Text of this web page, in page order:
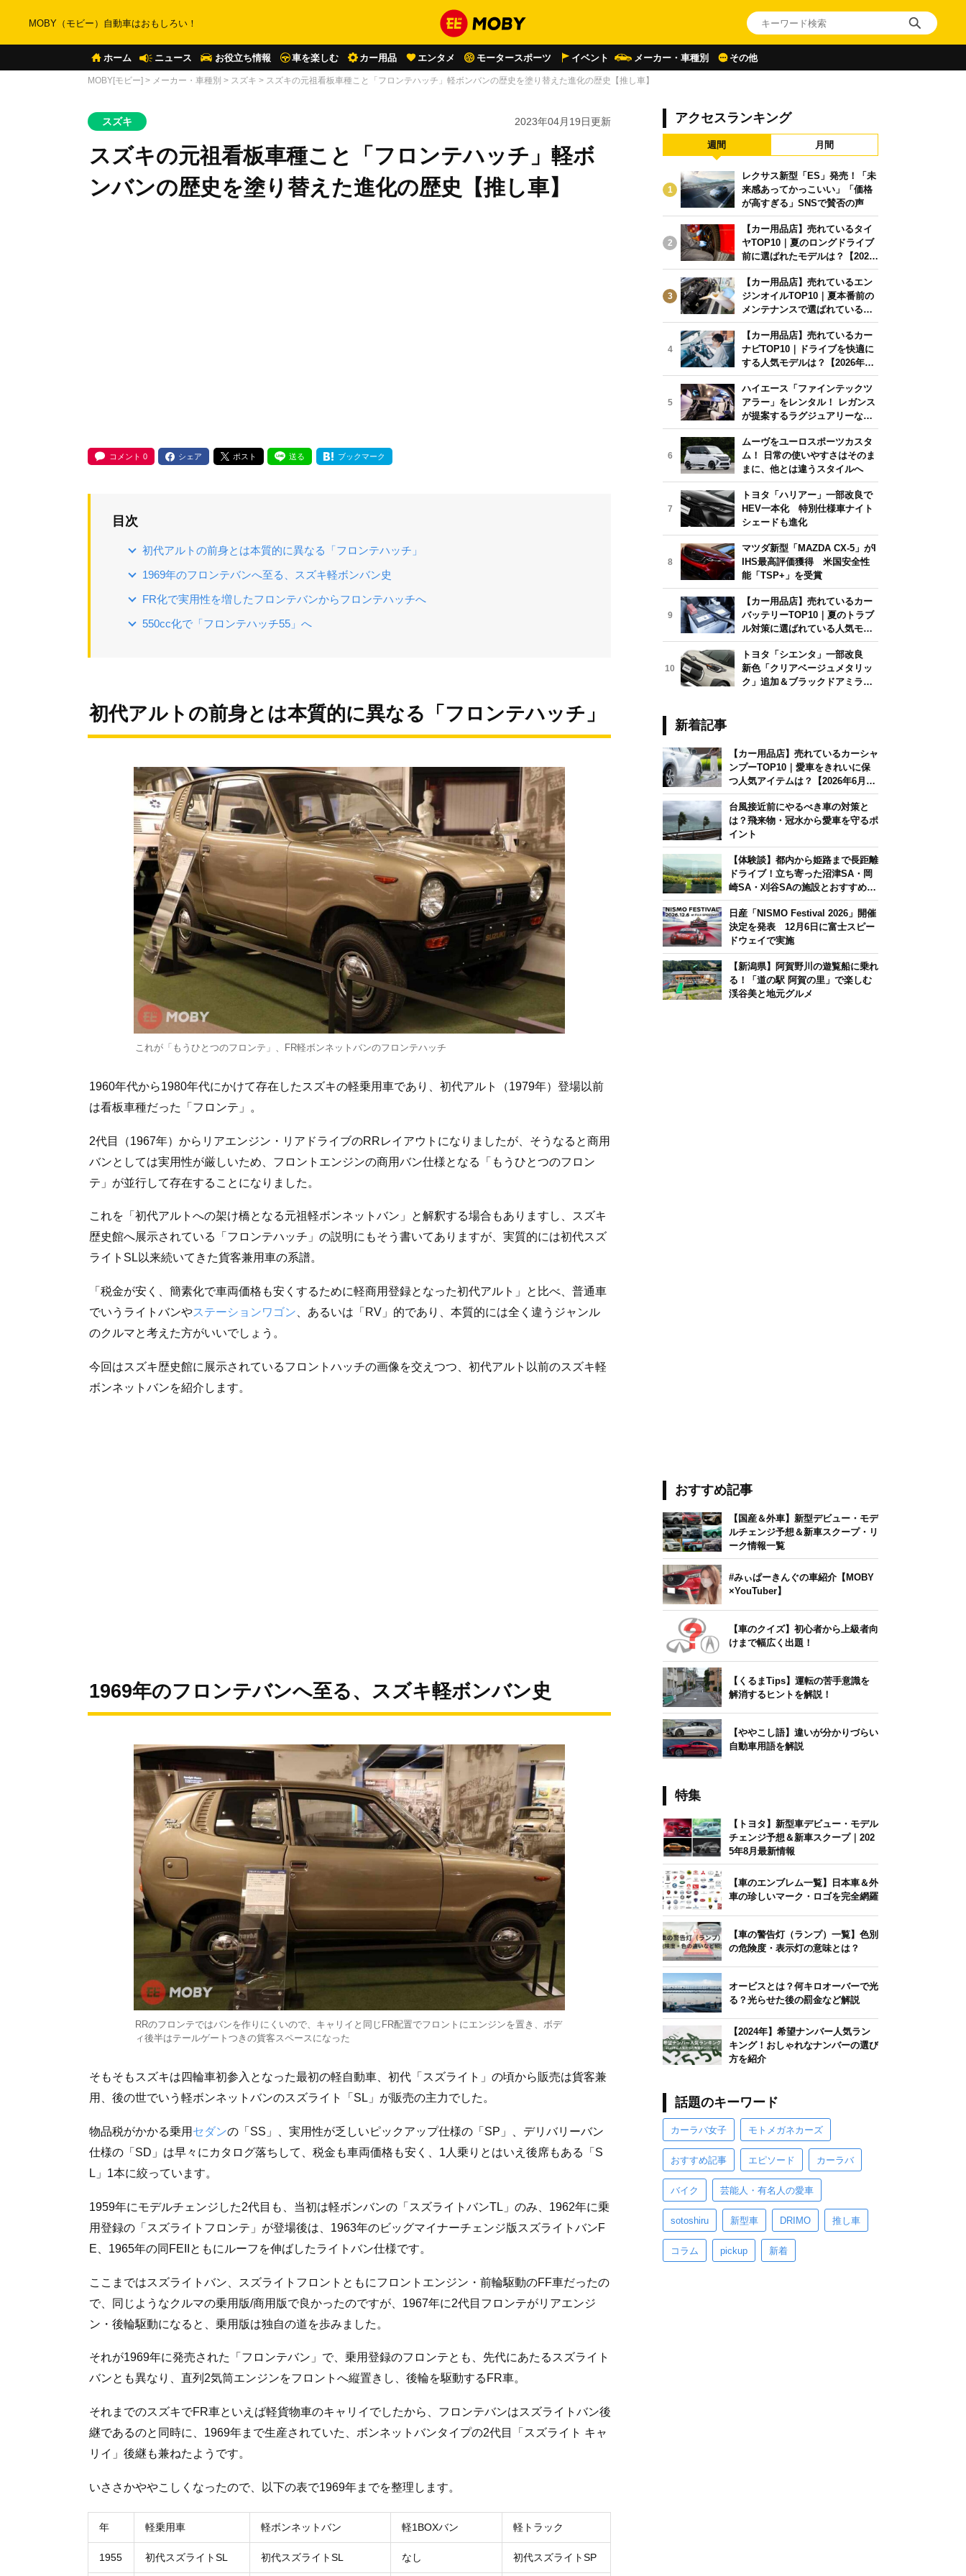
MOBY（モビー）自動車はおもしろい！
ホーム ニュース お役立ち情報 車を楽しむ カー用品 エンタメ モータースポーツ イベント メーカー・車種別 その他
MOBY[モビー] > メーカー・車種別 > スズキ > スズキの元祖看板車種こと「フロンテハッチ」軽ボンバンの歴史を塗り替えた進化の歴史【推し車】
スズキ 2023年04月19日更新
スズキの元祖看板車種こと「フロンテハッチ」軽ボ
ンバンの歴史を塗り替えた進化の歴史【推し車】
コメント 0 シェア ポスト 送る ブックマーク
目次
初代アルトの前身とは本質的に異なる「フロンテハッチ」
1969年のフロンテバンへ至る、スズキ軽ボンバン史
FR化で実用性を増したフロンテバンからフロンテハッチへ
550cc化で「フロンテハッチ55」へ
初代アルトの前身とは本質的に異なる「フロンテハッチ」
これが「もうひとつのフロンテ」、FR軽ボンネットバンのフロンテハッチ
1960年代から1980年代にかけて存在したスズキの軽乗用車であり、初代アルト（1979年）登場以前
は看板車種だった「フロンテ」。
2代目（1967年）からリアエンジン・リアドライブのRRレイアウトになりましたが、そうなると商用
バンとしては実用性が厳しいため、フロントエンジンの商用バン仕様となる「もうひとつのフロン
テ」が並行して存在することになりました。
これを「初代アルトへの架け橋となる元祖軽ボンネットバン」と解釈する場合もありますし、スズキ
歴史館へ展示されている「フロンテハッチ」の説明にもそう書いてありますが、実質的には初代スズ
ライトSL以来続いてきた貨客兼用車の系譜。
「税金が安く、簡素化で車両価格も安くするために軽商用登録となった初代アルト」と比べ、普通車
でいうライトバンやステーションワゴン 、あるいは「RV」的であり、本質的には全く違うジャンル
のクルマと考えた方がいいでしょう。
今回はスズキ歴史館に展示されているフロントハッチの画像を交えつつ、初代アルト以前のスズキ軽
ボンネットバンを紹介します。
1969年のフロンテバンへ至る、スズキ軽ボンバン史
RRのフロンテではバンを作りにくいので、キャリイと同じFR配置でフロントにエンジンを置き、ボデ
ィ後半はテールゲートつきの貨客スペースになった
そもそもスズキは四輪車初参入となった最初の軽自動車、初代「スズライト」の頃から販売は貨客兼
用、後の世でいう軽ボンネットバンのスズライト「SL」が販売の主力でした。
物品税がかかる乗用セダンの「SS」、実用性が乏しいピックアップ仕様の「SP」、デリバリーバン
仕様の「SD」は早々にカタログ落ちして、税金も車両価格も安く、1人乗りとはいえ後席もある「S
L」1本に絞っています。
1959年にモデルチェンジした2代目も、当初は軽ボンバンの「スズライトバンTL」のみ、1962年に乗
用登録の「スズライトフロンテ」が登場後は、1963年のビッグマイナーチェンジ版スズライトバンF
E、1965年の同FEIIともにルーフを伸ばしたライトバン仕様です。
ここまではスズライトバン、スズライトフロントともにフロントエンジン・前輪駆動のFF車だったの
で、同じようなクルマの乗用版/商用版で良かったのですが、1967年に2代目フロンテがリアエンジ
ン・後輪駆動になると、乗用版は独自の道を歩みました。
それが1969年に発売された「フロンテバン」で、乗用登録のフロンテとも、先代にあたるスズライト
バンとも異なり、直列2気筒エンジンをフロントへ縦置きし、後輪を駆動するFR車。
それまでのスズキでFR車といえば軽貨物車のキャリイでしたから、フロンテバンはスズライトバン後
継であるのと同時に、1969年まで生産されていた、ボンネットバンタイプの2代目「スズライト キャ
リイ」後継も兼ねたようです。
いささかややこしくなったので、以下の表で1969年までを整理します。
年 軽乗用車 軽ボンネットバン 軽1BOXバン 軽トラック
1955 初代スズライトSL 初代スズライトSL なし 初代スズライトSP
アクセスランキング
週間 月間
1
レクサス新型「ES」発売！「未
来感あってかっこいい」「価格
が高すぎる」SNSで賛否の声
2
【カー用品店】売れているタイ
ヤTOP10｜夏のロングドライブ
前に選ばれたモデルは？【2026
年6月版】
3
【カー用品店】売れているエン
ジンオイルTOP10｜夏本番前の
メンテナンスで選ばれている人
気モデルは？【2026年6月版】
4
【カー用品店】売れているカー
ナビTOP10｜ドライブを快適に
する人気モデルは？【2026年6
月版】
5
ハイエース「ファインテックツ
アラー」をレンタル！ レガンス
が提案するラグジュアリーな移
動体験
6
ムーヴをユーロスポーツカスタ
ム！ 日常の使いやすさはそのま
まに、他とは違うスタイルへ
7
トヨタ「ハリアー」一部改良で
HEV一本化 特別仕様車ナイト
シェードも進化
8
マツダ新型「MAZDA CX-5」がI
IHS最高評価獲得 米国安全性
能「TSP+」を受賞
9
【カー用品店】売れているカー
バッテリーTOP10｜夏のトラブ
ル対策に選ばれている人気モデ
ルは？【2026年6月版】
10
トヨタ「シエンタ」一部改良
新色「クリアベージュメタリッ
ク」追加＆ブラックドアミラー
新着記事
【カー用品店】売れているカーシャ
ンプーTOP10｜愛車をきれいに保
つ人気アイテムは？【2026年6月
版】
台風接近前にやるべき車の対策と
は？飛来物・冠水から愛車を守るポ
イント
【体験談】都内から姫路まで長距離
ドライブ！立ち寄った沼津SA・岡
崎SA・刈谷SAの施設とおすすめグ
ルメを紹介
日産「NISMO Festival 2026」開催
決定を発表 12月6日に富士スピー
ドウェイで実施
【新潟県】阿賀野川の遊覧船に乗れ
る！「道の駅 阿賀の里」で楽しむ
渓谷美と地元グルメ
おすすめ記事
【国産＆外車】新型デビュー・モデ
ルチェンジ予想＆新車スクープ・リ
ーク情報一覧
#みぃぱーきんぐの車紹介【MOBY
×YouTuber】
【車のクイズ】初心者から上級者向
けまで幅広く出題！
【くるまTips】運転の苦手意識を
解消するヒントを解説！
【ややこし語】違いが分かりづらい
自動車用語を解説
特集
【トヨタ】新型車デビュー・モデル
チェンジ予想＆新車スクープ｜202
5年8月最新情報
【車のエンブレム一覧】日本車＆外
車の珍しいマーク・ロゴを完全網羅
【車の警告灯（ランプ）一覧】色別
の危険度・表示灯の意味とは？
オービスとは？何キロオーバーで光
る？光らせた後の罰金など解説
【2024年】希望ナンバー人気ラン
キング！おしゃれなナンバーの選び
方を紹介
話題のキーワード
カーラバ女子 モトメガネカーズ
おすすめ記事 エピソード カーラバ
バイク 芸能人・有名人の愛車
sotoshiru 新型車 DRIMO 推し車
コラム pickup 新着